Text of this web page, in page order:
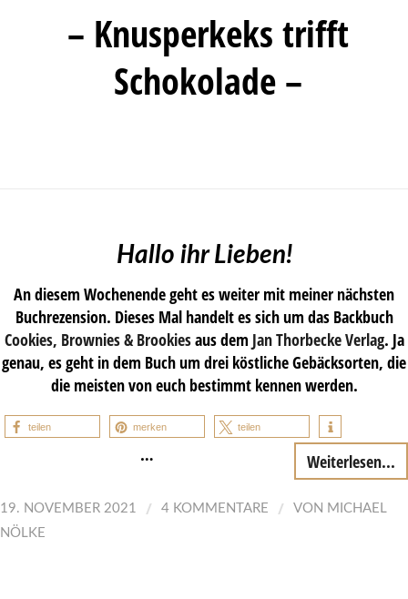
– Knusperkeks trifft
Schokolade –
Hallo ihr Lieben!
An diesem Wochenende geht es weiter mit meiner nächsten
Buchrezension. Dieses Mal handelt es sich um das Backbuch
Cookies, Brownies & Brookiesaus dem JanThorbecke Verlag. Ja
genau, es geht in dem Buch um drei köstliche Gebäcksorten, die
die meisten von euch bestimmt kennen werden.
teilen merken teilen
… Weiterlesen...
19. NOVEMBER 2021 / 4 KOMMENTARE / VON MICHAEL
NÖLKE